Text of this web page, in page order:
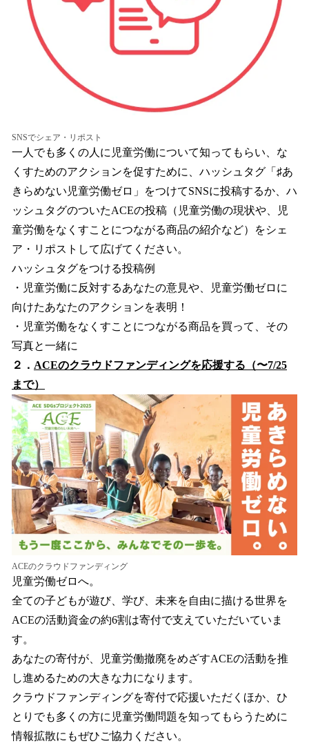
SNSでシェア・リポスト
一人でも多くの人に児童労働について知ってもらい、な
くすためのアクションを促すために、ハッシュタグ「♯あ
きらめない児童労働ゼロ」をつけてSNSに投稿するか、ハ
ッシュタグのついたACEの投稿（児童労働の現状や、児
童労働をなくすことにつながる商品の紹介など）をシェ
ア・リポストして広げてください。
ハッシュタグをつける投稿例
・児童労働に反対するあなたの意見や、児童労働ゼロに
向けたあなたのアクションを表明！
・児童労働をなくすことにつながる商品を買って、その
写真と一緒に
２． ACEのクラウドファンディングを応援する（〜7/25
まで）
ACEのクラウドファンディング
児童労働ゼロへ。
全ての子どもが遊び、学び、未来を自由に描ける世界を
ACEの活動資金の約6割は寄付で支えていただいていま
す。
あなたの寄付が、児童労働撤廃をめざすACEの活動を推
し進めるための大きな力になります。
クラウドファンディングを寄付で応援いただくほか、ひ
とりでも多くの方に児童労働問題を知ってもらうために
情報拡散にもぜひご協力ください。